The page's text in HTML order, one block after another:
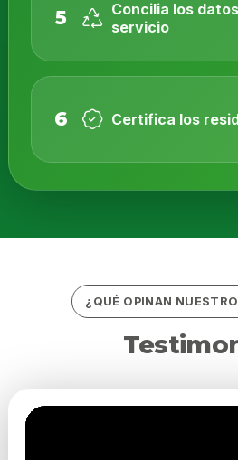
5
Concilia los
servicio
6 Certifica los
¿QUÉ OPINAN